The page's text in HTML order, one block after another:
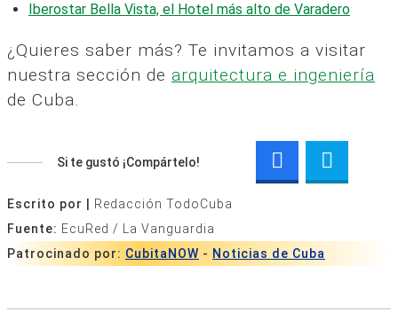
Iberostar Bella Vista, el Hotel más alto de Varadero
¿Quieres saber más? Te invitamos a visitar
nuestra sección de arquitectura e ingeniería
de Cuba.
Si te gustó ¡Compártelo!
Escrito por |
Redacción TodoCuba
Fuente: EcuRed / La Vanguardia
Patrocinado por: CubitaNOW - Noticias de Cuba